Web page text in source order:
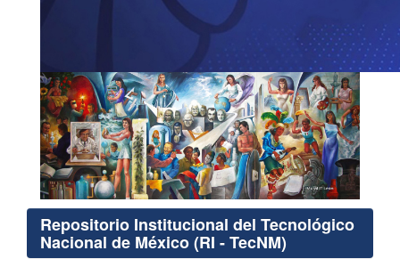
Repositorio Institucional del Tecnológico
Nacional de México (RI - TecNM)